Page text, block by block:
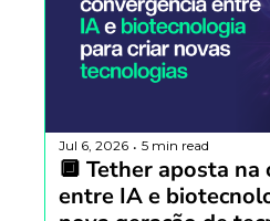
Jul 6, 2026 • 5 min read
🔲 Tether aposta na
entre IA e